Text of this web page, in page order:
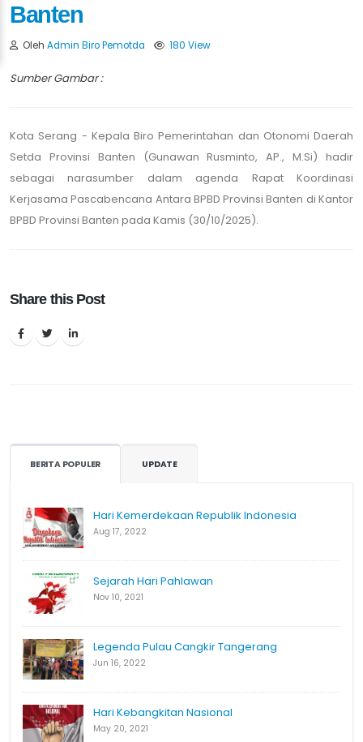
Banten
Oleh Admin Biro Pemotda 180 View
Sumber Gambar :
Kota Serang - Kepala Biro Pemerintahan dan Otonomi Daerah
Setda Provinsi Banten (Gunawan Rusminto, AP., M.Si) hadir
sebagai narasumber dalam agenda Rapat Koordinasi
Kerjasama Pascabencana Antara BPBD Provinsi Banten di Kantor
BPBD Provinsi Banten pada Kamis (30/10/2025).
Share this Post
BERITA POPULER UPDATE
Hari Kemerdekaan Republik Indonesia
Aug 17, 2022
Sejarah Hari Pahlawan
Nov 10, 2021
Legenda Pulau Cangkir Tangerang
Jun 16, 2022
Hari Kebangkitan Nasional
May 20, 2021